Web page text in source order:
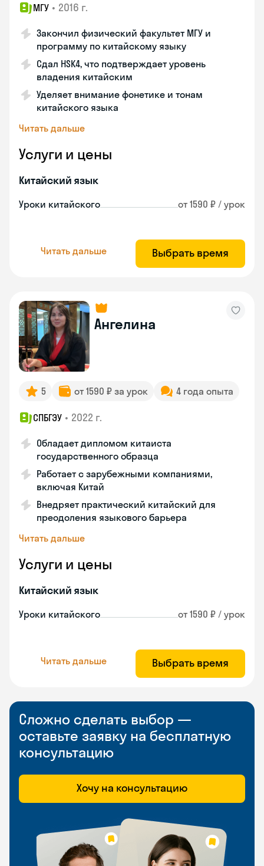
МГУ • 2016 г.
Закончил физический факультет МГУ и
программу по китайскому языку
Сдал HSK4, что подтверждает уровень
владения китайским
Уделяет внимание фонетике и тонам
китайского языка
Читать дальше
Услуги и цены
Китайский язык
Уроки китайского от 1590 ₽ / урок
Читать дальше Выбрать время
Ангелина
5 от 1590 ₽ за урок 4 года опыта
СПБГЭУ • 2022 г.
Обладает дипломом китаиста
государственного образца
Работает с зарубежными компаниями,
включая Китай
Внедряет практический китайский для
преодоления языкового барьера
Читать дальше
Услуги и цены
Китайский язык
Уроки китайского от 1590 ₽ / урок
Читать дальше Выбрать время
Сложно сделать выбор —
оставьте заявку на бесплатную
консультацию
Хочу на консультацию